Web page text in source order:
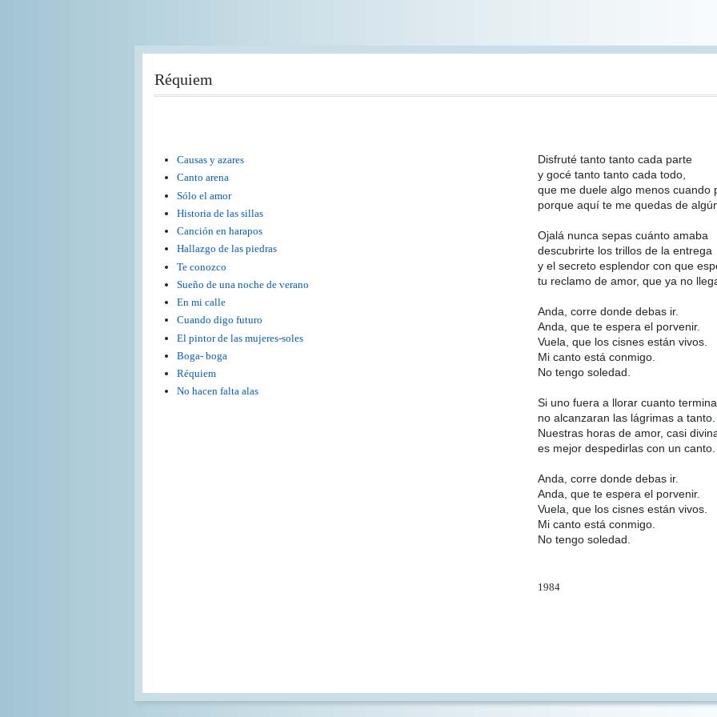
Réquiem
Causas y azares
Canto arena
Sólo el amor
Historia de las sillas
Canción en harapos
Hallazgo de las piedras
Te conozco
Sueño de una noche de verano
En mi calle
Cuando digo futuro
El pintor de las mujeres-soles
Boga- boga
Réquiem
No hacen falta alas
Disfruté tanto tanto cada parte
y gocé tanto tanto cada todo,
que me duele algo menos cuando
porque aquí te me quedas de
Ojalá nunca sepas cuánto amaba
descubrirte los trillos de la entrega
y el secreto esplendor con que
tu reclamo de amor, que ya no
Anda, corre donde debas ir.
Anda, que te espera el porvenir.
Vuela, que los cisnes están vivos.
Mi canto está conmigo.
No tengo soledad.
Si uno fuera a llorar cuanto termina,
no alcanzaran las lágrimas a tanto.
Nuestras horas de amor, casi
es mejor despedirlas con un canto.
Anda, corre donde debas ir.
Anda, que te espera el porvenir.
Vuela, que los cisnes están vivos.
Mi canto está conmigo.
No tengo soledad.
1984